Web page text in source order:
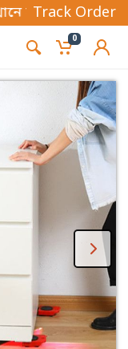
এবং গ্যাজেট
Track Order
0